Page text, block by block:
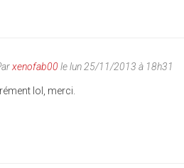
xenofab00 le lun 25/11/2013 à 18h31
lol, merci.